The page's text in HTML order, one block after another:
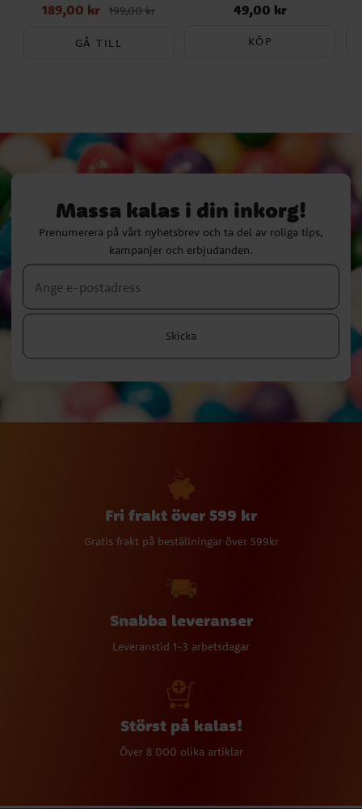
Nuvarande pris:
189,00 kr Tidigare pris
189,00 kr 199,00 kr
GÅ TILL
Pris:49,00 kr
49,00 kr
KÖP
Massa kalas i din inkorg!
Prenumerera på vårt nyhetsbrev och ta del av roliga tips,
kampanjer och erbjudanden.
Skicka
Fri frakt över 599 kr
Gratis frakt på beställningar över 599kr
Snabba leveranser
Leveranstid 1-3 arbetsdagar
Störst på kalas!
Över 8 000 olika artiklar